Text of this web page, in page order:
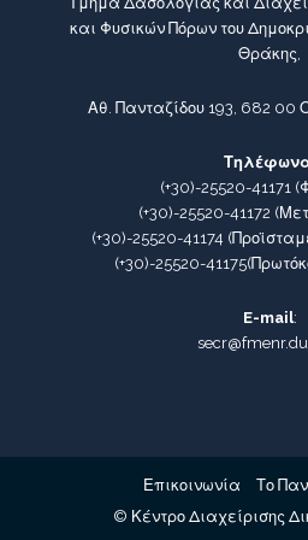
και Φυσικών Πόρων του
Θράκης,
Αθ. Πανταζίδου 193, 682 00
(+30)-25520-41171
(+30)-25520-41172
(+30)-25520-41174
(+30)-25520-41175
E-mail:
Επικοινωνία
Το
© Κέντρο Διαχείρισης